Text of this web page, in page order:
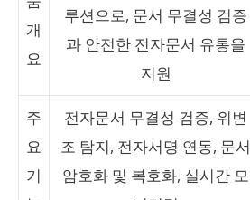
개
요
루션으로, 문서 무결성 검증
과 안전한 전자문서 유통을
지원
주
요
기
전자문서 무결성 검증, 위변
조 탐지, 전자서명 연동, 문서
암호화 및 복호화, 실시간 모